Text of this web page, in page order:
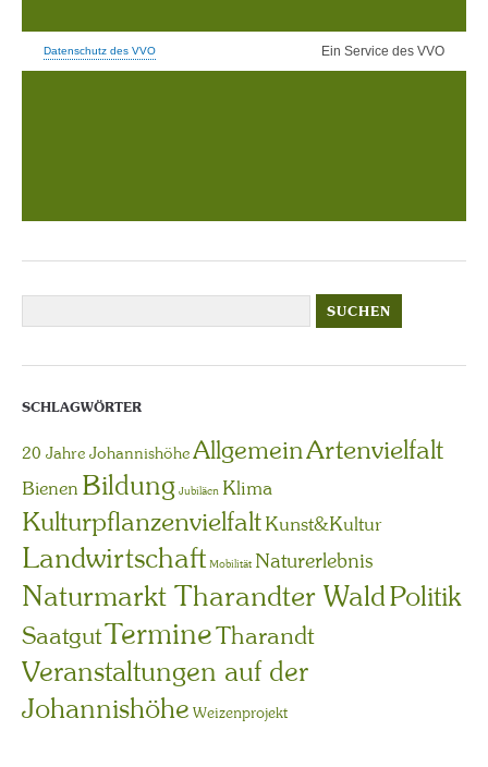
SCHLAGWÖRTER
20 Jahre JohannishöheAllgemeinArtenvielfalt
Bienen Bildung Jubiläen Klima
KulturpflanzenvielfaltKunst&Kultur
Landwirtschaft Mobilität Naturerlebnis
Naturmarkt Tharandter WaldPolitik
SaatgutTermineTharandt
Veranstaltungen auf der
Johannishöhe Weizenprojekt